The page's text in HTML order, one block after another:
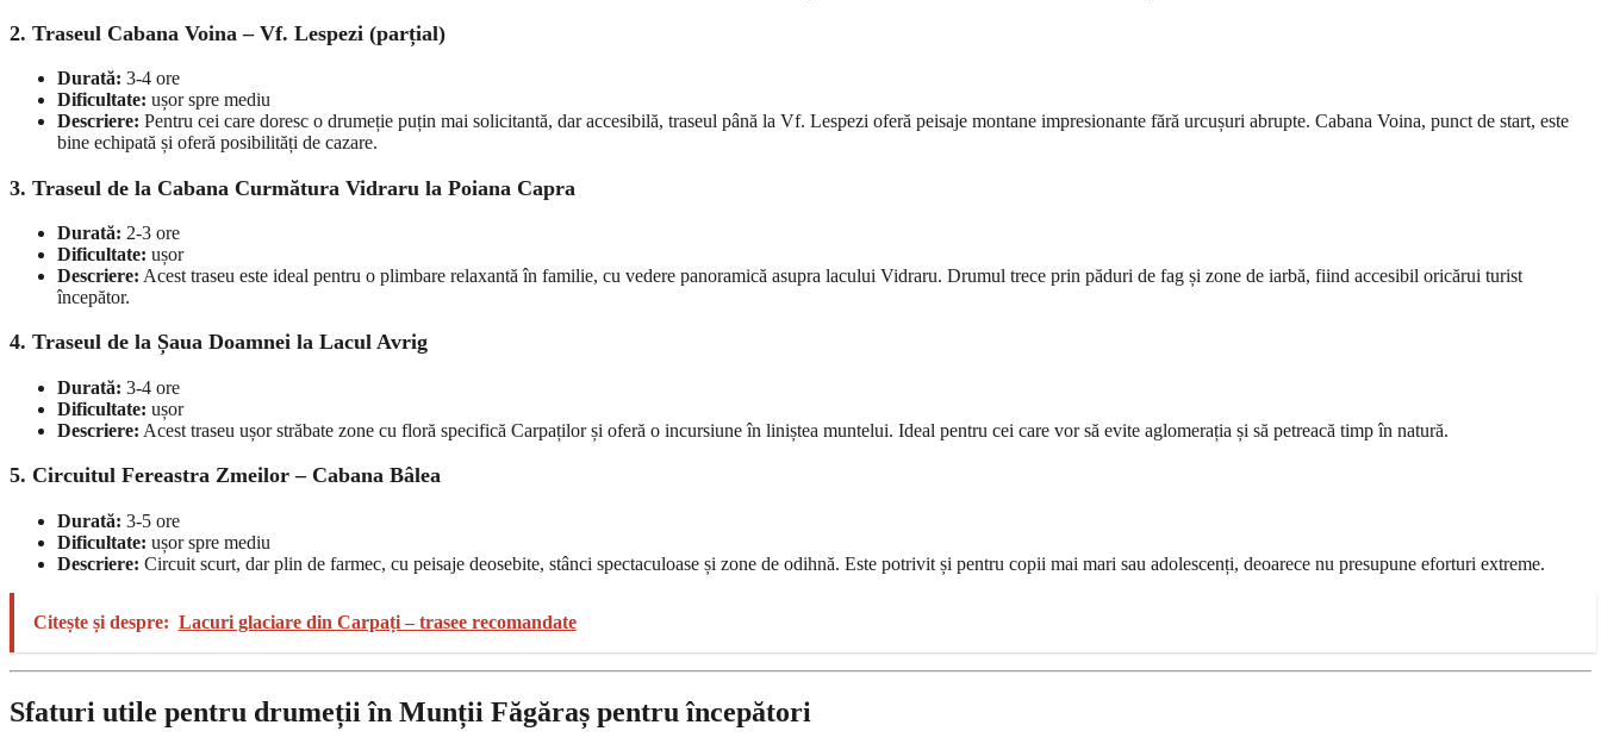
2. Traseul Cabana Voina – Vf. Lespezi (parțial)
Durată: 3-4 ore
Dificultate: ușor spre mediu
Descriere: Pentru cei care doresc o drumeție puțin mai solicitantă, dar accesibilă, traseul până la Vf. Lespezi oferă peisaje montane impresionante fără urcușuri abrupte. Cabana Voina, punct de start, este
bine echipată și oferă posibilități de cazare.
3. Traseul de la Cabana Curmătura Vidraru la Poiana Capra
Durată: 2-3 ore
Dificultate: ușor
Descriere: Acest traseu este ideal pentru o plimbare relaxantă în familie, cu vedere panoramică asupra lacului Vidraru. Drumul trece prin păduri de fag și zone de iarbă, fiind accesibil oricărui turist
începător.
4. Traseul de la Șaua Doamnei la Lacul Avrig
Durată: 3-4 ore
Dificultate: ușor
Descriere: Acest traseu ușor străbate zone cu floră specifică Carpaților și oferă o incursiune în liniștea muntelui. Ideal pentru cei care vor să evite aglomerația și să petreacă timp în natură.
5. Circuitul Fereastra Zmeilor – Cabana Bâlea
Durată: 3-5 ore
Dificultate: ușor spre mediu
Descriere: Circuit scurt, dar plin de farmec, cu peisaje deosebite, stânci spectaculoase și zone de odihnă. Este potrivit și pentru copii mai mari sau adolescenți, deoarece nu presupune eforturi extreme.
Citește și despre: Lacuri glaciare din Carpați – trasee recomandate
Sfaturi utile pentru drumeții în Munții Făgăraș pentru începători